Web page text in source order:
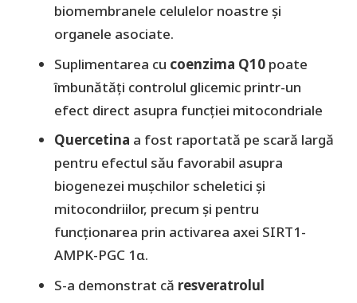
biomembranele celulelor noastre și
organele asociate.
Suplimentarea cu coenzima Q10 poate
îmbunătăți controlul glicemic printr-un
efect direct asupra funcției mitocondriale
Quercetina a fost raportată pe scară largă
pentru efectul său favorabil asupra
biogenezei mușchilor scheletici și
mitocondriilor, precum și pentru
funcționarea prin activarea axei SIRT1-
AMPK-PGC 1α.
S-a demonstrat că resveratrolul